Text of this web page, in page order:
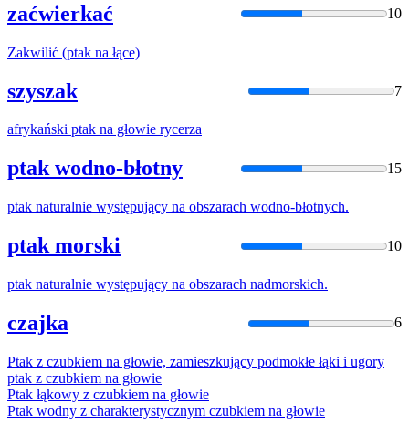
zaćwierkać 10
Zakwilić (ptak na łące)
szyszak 7
afrykański ptak na głowie rycerza
ptak wodno-błotny 15
ptak naturalnie występujący na obszarach wodno-błotnych.
ptak morski 10
ptak naturalnie występujący na obszarach nadmorskich.
czajka 6
Ptak z czubkiem na głowie, zamieszkujący podmokłe łąki i ugory
ptak z czubkiem na głowie
Ptak łąkowy z czubkiem na głowie
Ptak wodny z charakterystycznym czubkiem na głowie